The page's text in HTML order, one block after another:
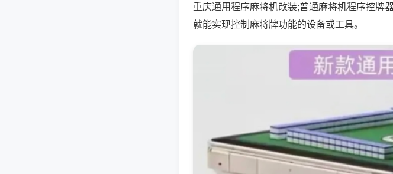
重庆通用程序麻将机改装;普通麻将机程序控牌
就能实现控制麻将牌功能的设备或工具。